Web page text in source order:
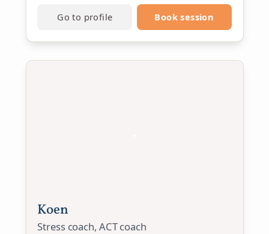
Go to profile Book session
Koen
Stress coach, ACT coach